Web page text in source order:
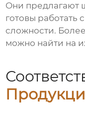
Они предлагают
готовы работать
сложности.
можно найти на